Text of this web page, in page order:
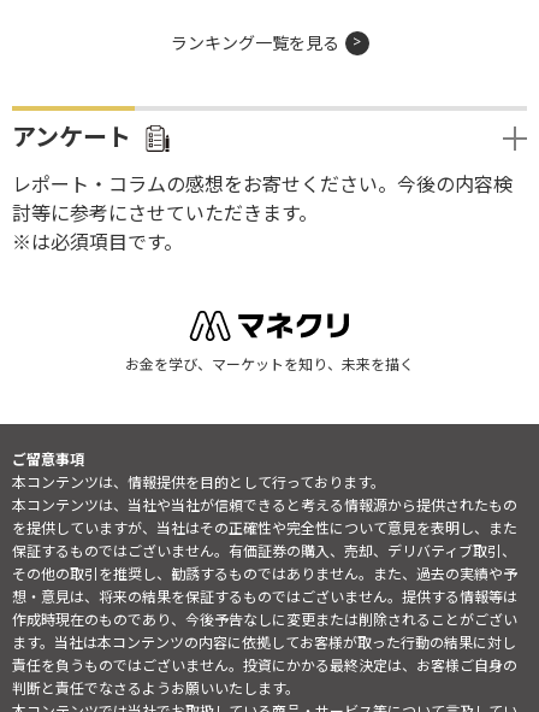
ランキング一覧を見る
アンケート
レポート・コラムの感想をお寄せください。今後の内容検
討等に参考にさせていただきます。
※は必須項目です。
お金を学び、マーケットを知り、未来を描く
ご留意事項
本コンテンツは、情報提供を目的として行っております。
本コンテンツは、当社や当社が信頼できると考える情報源から提供されたもの
を提供していますが、当社はその正確性や完全性について意見を表明し、また
保証するものではございません。有価証券の購入、売却、デリバティブ取引、
その他の取引を推奨し、勧誘するものではありません。また、過去の実績や予
想・意見は、将来の結果を保証するものではございません。提供する情報等は
作成時現在のものであり、今後予告なしに変更または削除されることがござい
ます。当社は本コンテンツの内容に依拠してお客様が取った行動の結果に対し
責任を負うものではございません。投資にかかる最終決定は、お客様ご自身の
判断と責任でなさるようお願いいたします。